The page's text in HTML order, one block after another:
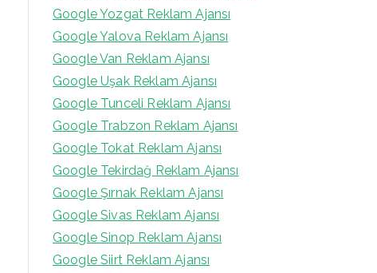
Google Yozgat Reklam Ajansı
Google Yalova Reklam Ajansı
Google Van Reklam Ajansı
Google Uşak Reklam Ajansı
Google Tunceli Reklam Ajansı
Google Trabzon Reklam Ajansı
Google Tokat Reklam Ajansı
Google Tekirdağ Reklam Ajansı
Google Şırnak Reklam Ajansı
Google Sivas Reklam Ajansı
Google Sinop Reklam Ajansı
Google Siirt Reklam Ajansı